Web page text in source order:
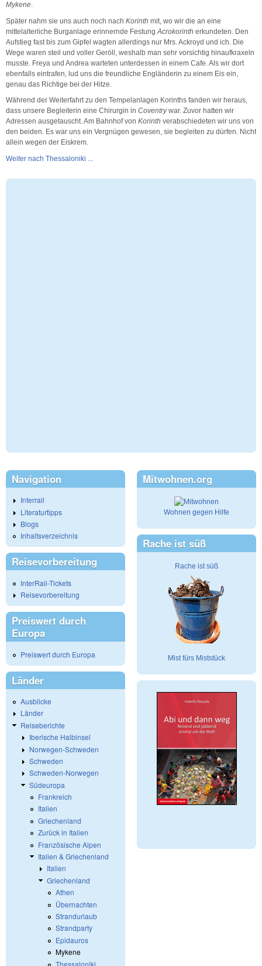
Mykene.
Später nahm sie uns auch noch nach Korinth mit, wo wir die an eine
mittelalterliche Burganlage erinnernde Festung Acrokorinth erkundeten. Den
Aufstieg fast bis zum Gipfel wagten allerdings nur Mrs. Ackroyd und ich. Die
Wege waren steil und voller Geröll, weshalb man sehr vorsichtig hinaufkraxeln
musste. Freya und Andrea warteten unterdessen in einem Cafe. Als wir dort
ebenfalls eintrafen, lud uns die freundliche Engländerin zu einem Eis ein,
genau das Richtige bei der Hitze.
Während der Weiterfahrt zu den Tempelanlagen Korinths fanden wir heraus,
dass unsere Begleiterin eine Chirurgin in Coventrywar. Zuvor hatten wir
Adressen ausgetauscht. Am Bahnhof von Korinth verabschiedeten wir uns von
den beiden. Es war uns ein Vergnügen gewesen, sie begleiten zu dürfen. Nicht
allein wegen der Eiskrem.
Weiter nach Thessaloniki ...
Navigation
Interrail
Literaturtipps
Blogs
Inhaltsverzeichnis
Reisevorbereitung
InterRail-Tickets
Reisevorbereitung
Preiswert durch
Europa
Preiswert durch Europa
Länder
Ausblicke
Länder
Reiseberichte
Iberische Halbinsel
Norwegen-Schweden
Schweden
Schweden-Norwegen
Südeuropa
Frankreich
Italien
Griechenland
Zurück in Italien
Französische Alpen
Italien & Griechenland
Italien
Griechenland
Athen
Übernachten
Strandurlaub
Strandparty
Epidauros
Mykene
Thessaloniki
Mitwohnen.org
Wohnen gegen Hilfe
Rache ist süß
Rache ist süß
Mist fürs Miststück